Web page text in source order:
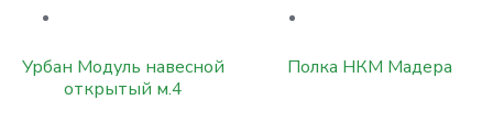
Урбан Модуль навесной
открытый м.4
Полка НКМ Мадера